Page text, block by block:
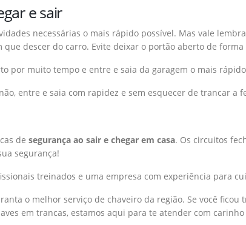
e sair
necessárias o mais rápido possível. Mas vale
descer do carro. Evite deixar o portão aberto de forma
por muito tempo e entre e saia da garagem o mais
entre e saia com rapidez e sem esquecer de trancar a
de segurança ao sair e chegar em casa. Os circuitos
segurança!
treinados e uma empresa com experiência para
o melhor serviço de chaveiro da região. Se você
em trancas, estamos aqui para te atender com carinho